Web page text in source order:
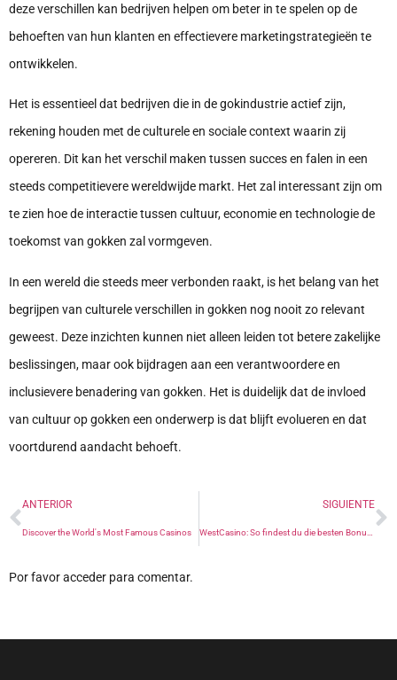
deze verschillen kan bedrijven helpen om beter in te spelen op de
behoeften van hun klanten en effectievere marketingstrategieën te
ontwikkelen.
Het is essentieel dat bedrijven die in de gokindustrie actief zijn,
rekening houden met de culturele en sociale context waarin zij
opereren. Dit kan het verschil maken tussen succes en falen in een
steeds competitievere wereldwijde markt. Het zal interessant zijn om
te zien hoe de interactie tussen cultuur, economie en technologie de
toekomst van gokken zal vormgeven.
In een wereld die steeds meer verbonden raakt, is het belang van het
begrijpen van culturele verschillen in gokken nog nooit zo relevant
geweest. Deze inzichten kunnen niet alleen leiden tot betere zakelijke
beslissingen, maar ook bijdragen aan een verantwoordere en
inclusievere benadering van gokken. Het is duidelijk dat de invloed
van cultuur op gokken een onderwerp is dat blijft evolueren en dat
voortdurend aandacht behoeft.
ANTERIOR
Discover the World's Most Famous Casinos
SIGUIENTE
Por favor acceder para comentar.